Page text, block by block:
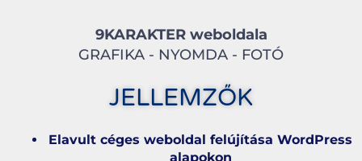
9KARAKTER weboldala
GRAFIKA - NYOMDA - FOTÓ
JELLEMZŐK
Elavult céges weboldal felújítása WordPress
alapokon